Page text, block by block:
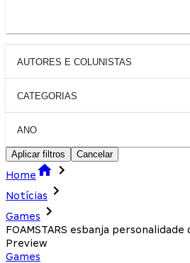
AUTORES E COLUNISTAS
CATEGORIAS
ANO
Aplicar filtros Cancelar
Home
Notícias
Games
FOAMSTARS esbanja personalidade
Preview
Games